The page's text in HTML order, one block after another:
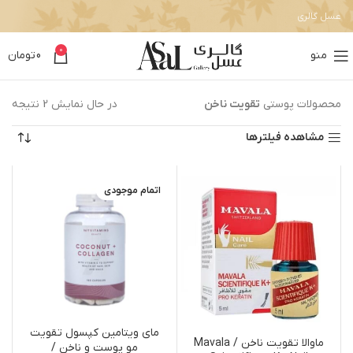
عسل گالری
منو 0
0تومان
محصولات پوستی تقویت ناخن در حال نمایش 2 نتیجه
مشاهده فیلترها
ماوالا تقویت ناخن / Mavala
اتمام موجودی
مای ویتامین کپسول تقویت
مو پوست و ناخن /